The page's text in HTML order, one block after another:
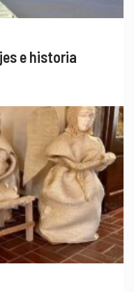
e historia